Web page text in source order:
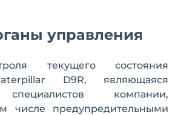
управления
текущего состояния
D9R, являющаяся
специалистов компании,
числе предупредительными